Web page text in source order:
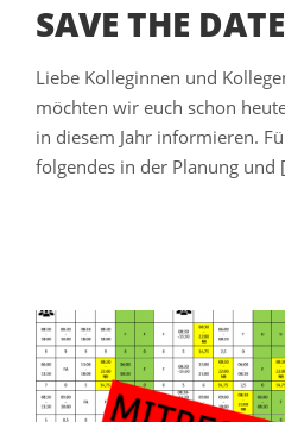
SAVE THE
Liebe Kolleginnen und
möchten wir euch schon
in diesem Jahr informieren.
folgendes in der Planung und